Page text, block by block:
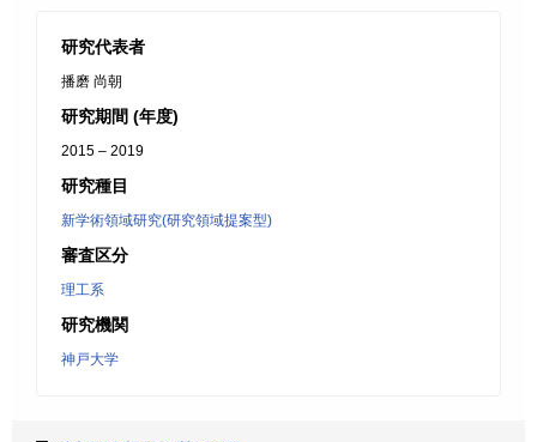
研究代表者
播磨 尚朝
研究期間 (年度)
2015 – 2019
研究種目
新学術領域研究(研究領域提案型)
審査区分
理工系
研究機関
神戸大学